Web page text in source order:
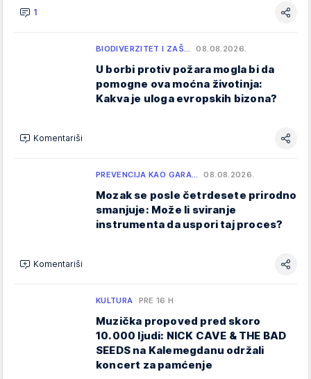
1
BIODIVERZITET I ZAŠ… 08.08.2026.
U borbi protiv požara mogla bi da
pomogne ova moćna životinja:
Kakva je uloga evropskih bizona?
Komentariši
PREVENCIJA KAO GARA… 08.08.2026.
Mozak se posle četrdesete prirodno
smanjuje: Može li sviranje
instrumenta da uspori taj proces?
Komentariši
KULTURA PRE 16 H
Muzička propoved pred skoro
10.000 ljudi: NICK CAVE & THE BAD
SEEDS na Kalemegdanu održali
koncert za pamćenje